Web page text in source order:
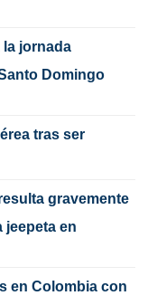
la jornada
Domingo
tras ser
gravemente
jeepeta en
en Colombia con